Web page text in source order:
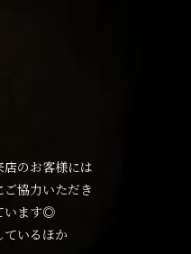
のお客様には
協力いただき
います◎
ているほか